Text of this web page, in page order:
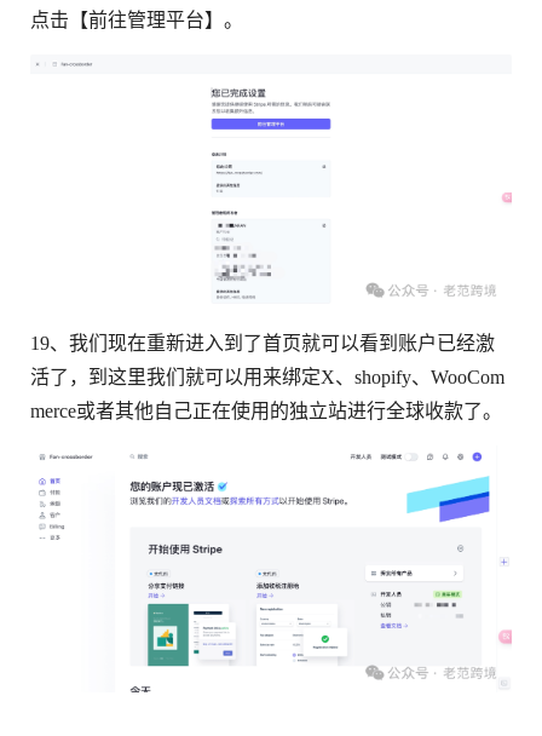
点击【前往管理平台】。
19、我们现在重新进入到了首页就可以看到账户已经激
活了，到这里我们就可以用来绑定X、shopify、WooCom
merce或者其他自己正在使用的独立站进行全球收款了。